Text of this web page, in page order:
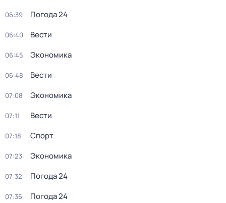
06:39 Погода 24
06:40 Вести
06:45 Экономика
06:48 Вести
07:08 Экономика
07:11 Вести
07:18 Спорт
07:23 Экономика
07:32 Погода 24
07:36 Погода 24